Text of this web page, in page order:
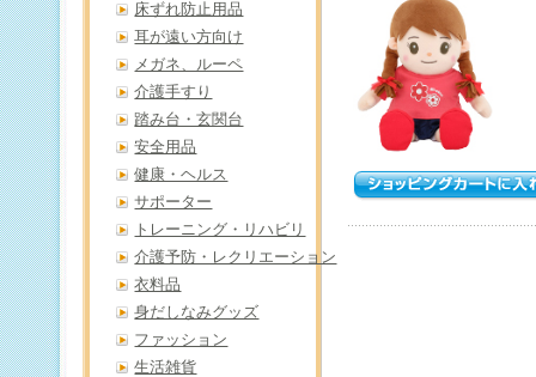
床ずれ防止用品
耳が遠い方向け
メガネ、ルーペ
介護手すり
踏み台・玄関台
安全用品
健康・ヘルス
サポーター
トレーニング・リハビリ
介護予防・レクリエーション
衣料品
身だしなみグッズ
ファッション
生活雑貨